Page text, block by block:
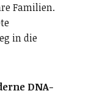
Familien.
in die
DNA-